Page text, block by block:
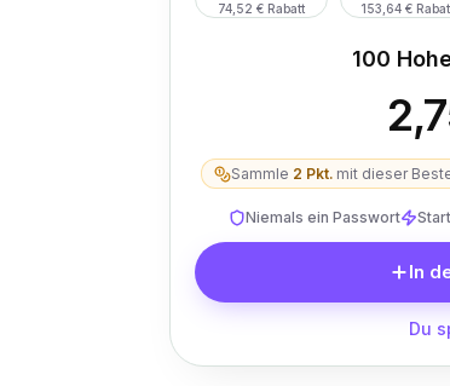
74,52 € Rabatt 153,64 €
100
Sammle 2 Pkt. mit dieser
Niemals ein Passwort
In
Du